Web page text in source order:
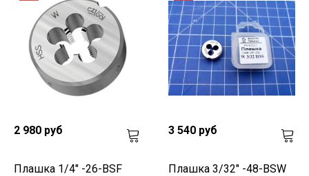
2 980 руб
Плашка 1/4" -26-BSF
3 540 руб
Плашка 3/32" -48-BSW